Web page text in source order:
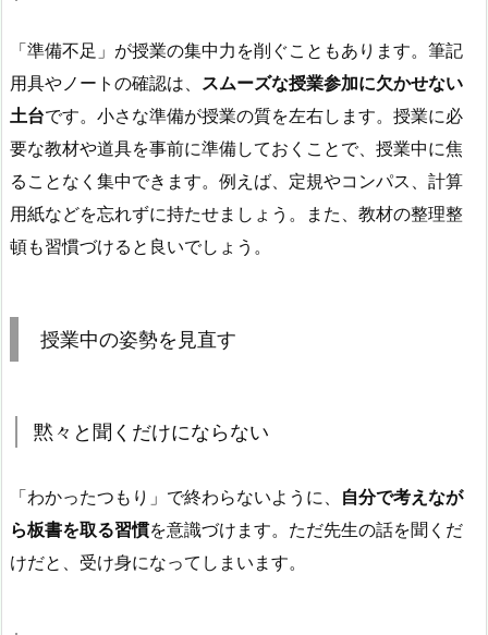
「準備不足」が授業の集中力を削ぐこともあります。筆記
用具やノートの確認は、 スムーズな授業参加に欠かせない
土台です。小さな準備が授業の質を左右します。 授業に必
要な教材や道具を事前に準備しておくことで、授業中に焦
ることなく集中できます。 例えば、定規やコンパス、計算
用紙などを忘れずに持たせましょう。
また、教材の整理整
頓も習慣づけると良いでしょう。
授業中の姿勢を見直す
黙々と聞くだけにならない
「わかったつもり」で終わらないように、 自分で考えなが
ら板書を取る習慣を意識づけます。ただ先生の話を聞くだ
けだと、受け身になってしまいます。